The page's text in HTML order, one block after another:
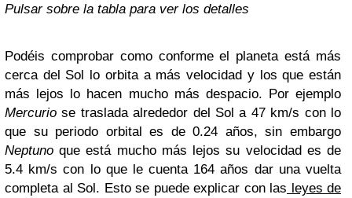
Pulsar sobre la tabla para ver los detalles
Podéis comprobar como conforme el planeta está más
cerca del Sol lo orbita a más velocidad y los que están
más lejos lo hacen mucho más despacio. Por ejemplo
Mercurio se traslada alrededor del Sol a 47 km/s con lo
que su periodo orbital es de 0.24 años, sin embargo
Neptuno que está mucho más lejos su velocidad es de
5.4 km/s con lo que le cuenta 164 años dar una vuelta
completa al Sol. Esto se puede explicar con las leyes de